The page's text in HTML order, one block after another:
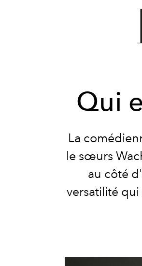
Qui
La
le sœurs
au côté
versatilité qui